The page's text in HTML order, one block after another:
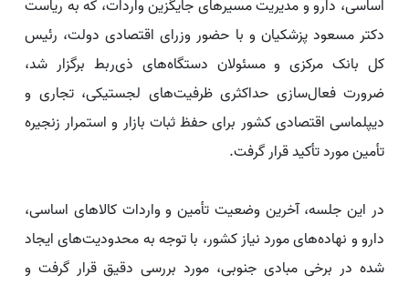
اساسی، دارو و مدیریت مسیرهای جایگزین واردات، که به ریاست
دکتر مسعود پزشکیان و با حضور وزرای اقتصادی دولت، رئیس
کل بانک مرکزی و مسئولان دستگاه‌های ذی‌ربط برگزار شد،
ضرورت فعال‌سازی حداکثری ظرفیت‌های لجستیکی، تجاری و
دیپلماسی اقتصادی کشور برای حفظ ثبات بازار و استمرار زنجیره
تأمین مورد تأکید قرار گرفت.
در این جلسه، آخرین وضعیت تأمین و واردات کالاهای اساسی،
دارو و نهاده‌های مورد نیاز کشور، با توجه به محدودیت‌های ایجاد
شده در برخی مبادی جنوبی، مورد بررسی دقیق قرار گرفت و